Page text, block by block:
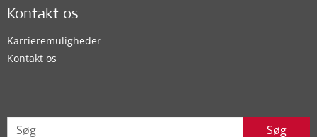
Kontakt os
Karrieremuligheder
Kontakt os
Søg